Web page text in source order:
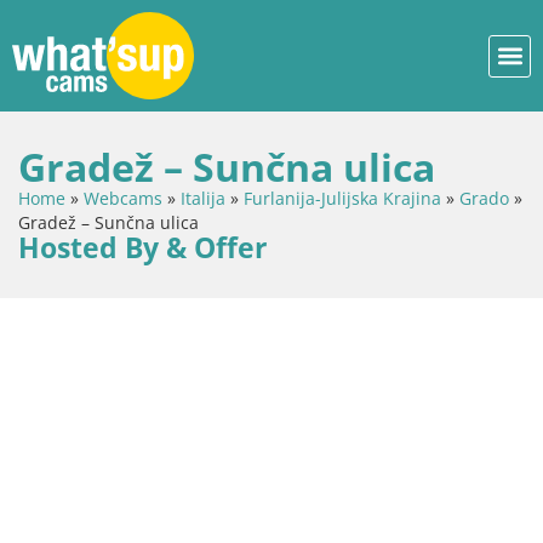
Gradež – Sunčna ulica
Home » Webcams » Italija » Furlanija-Julijska Krajina » Grado »
Gradež – Sunčna ulica
Hosted By & Offer